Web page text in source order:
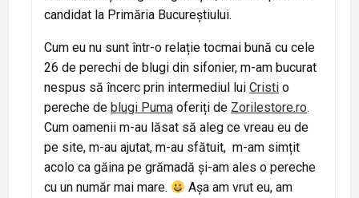
candidat la Primăria Bucureștiului.
Cum eu nu sunt într-o relație tocmai bună cu cele
26 de perechi de blugi din sifonier, m-am bucurat
nespus să încerc prin intermediul lui Cristi o
pereche de blugi Puma oferiți de Zorilestore.ro.
Cum oamenii m-au lăsat să aleg ce vreau eu de
pe site, m-au ajutat, m-au sfătuit, m-am simțit
acolo ca găina pe grămadă și-am ales o pereche
cu un număr mai mare.
Așa am vrut eu, am